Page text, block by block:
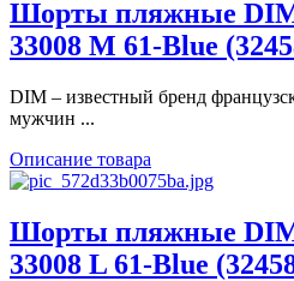
Шорты пляжные
33008 M 61-Blue
DIM – известный бренд
мужчин ...
Описание товара
Шорты пляжные
33008 L 61-Blue